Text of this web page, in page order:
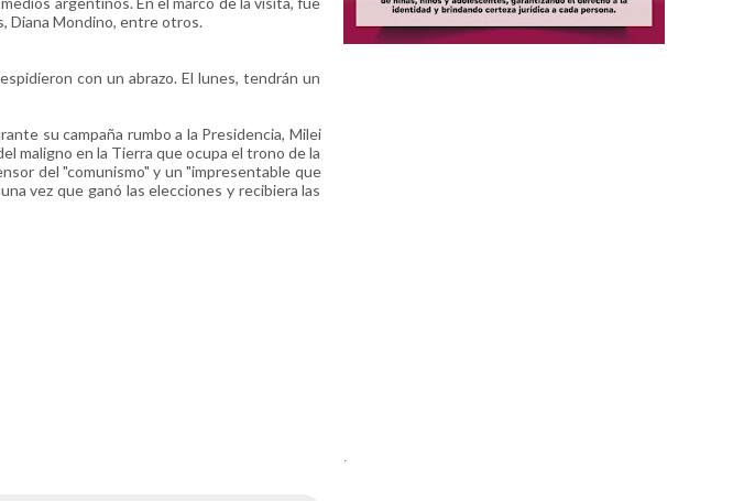
Diana Mondino, entre otros.
con un abrazo. El lunes, tendrán un
su campaña rumbo a la Presidencia, Milei
maligno en la Tierra que ocupa el trono de la
del "comunismo" y un "impresentable que
vez que ganó las elecciones y recibiera las
.